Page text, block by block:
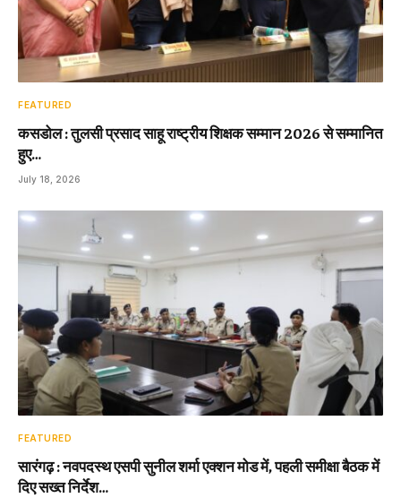
FEATURED
कसडोल : तुलसी प्रसाद साहू राष्ट्रीय शिक्षक सम्मान 2026 से सम्मानित
हुए…
July 18, 2026
FEATURED
सारंगढ़ : नवपदस्थ एसपी सुनील शर्मा एक्शन मोड में, पहली समीक्षा बैठक में
दिए सख्त निर्देश…